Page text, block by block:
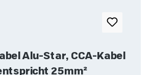
Alu-Star, CCA-Kabel
25mm²